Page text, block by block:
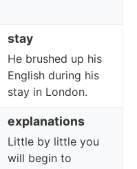
stay
He brushed up his
English during his
stay in London.
explanations
Little by little you
will begin to